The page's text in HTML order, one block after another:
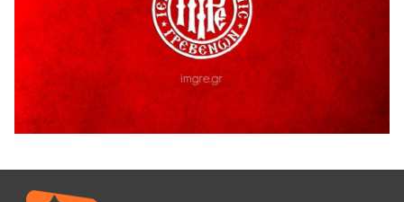
5 Αυγούστου 2026
Η Marseaux στα Γρεβενά για μια μοναδική συναυλία
Θερινό Σινεμά στο πλαίσιο του «Πολιτιστικού
Καλοκαιριού 2026» με την βραβευμένη ταινία «Μικρές
Ανάσες».
Γρεβενά: Συνελήφθη 18χρονος αλλοδαπός, για κλοπή
εξοπλισμού γυμναστηρίου